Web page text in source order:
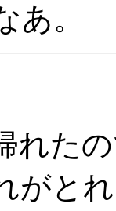
あ。
れた
がと